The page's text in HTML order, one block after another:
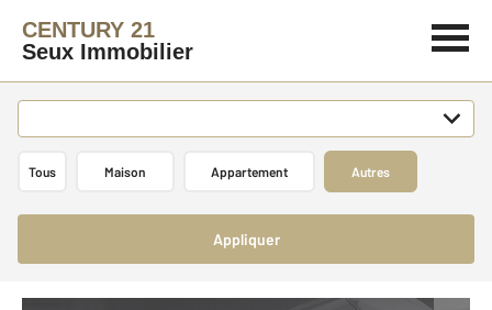
CENTURY 21
Seux Immobilier
Tous Maison Appartement Autres
Appliquer